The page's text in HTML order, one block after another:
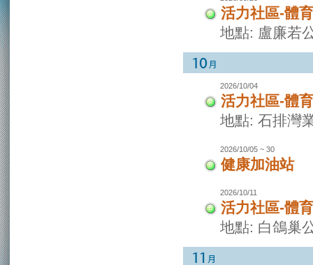
活力社區-體
地點: 盧廉若
2026/10/04
活力社區-體
地點: 石排灣
2026/10/05 ~ 30
健康加油站
2026/10/11
活力社區-體
地點: 白鴿巢